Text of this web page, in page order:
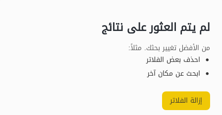
لم يتم العثور على نتائج
من الأفضل تغيير بحثك. مثلاً:
احذف بعض الفلاتر
ابحث عن مكان آخر
إزالة الفلاتر